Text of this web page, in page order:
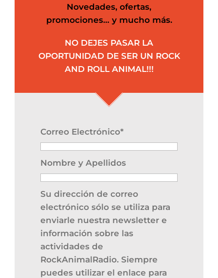
Novedades, ofertas,
promociones… y mucho más.
NO DEJES PASAR LA
OPORTUNIDAD DE SER UN ROCK
AND ROLL ANIMAL!!!
Correo Electrónico*
Nombre y Apellidos
Su dirección de correo
electrónico sólo se utiliza para
enviarle nuestra newsletter e
información sobre las
actividades de
RockAnimalRadio. Siempre
puedes utilizar el enlace para